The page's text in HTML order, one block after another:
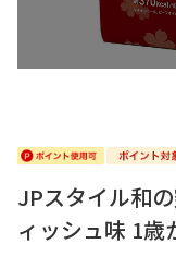
JPスタイル和
ィッシュ味 1